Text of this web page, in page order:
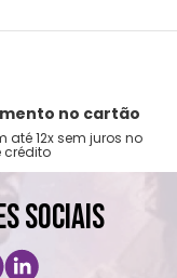
freezer.
e abrasivos.
no cartão
até 12x sem juros no
crédito
SOCIAIS